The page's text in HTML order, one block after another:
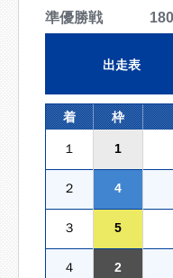
準優勝戦
出走表
着 枠
１ 1
２ 4
３ 5
４ 2